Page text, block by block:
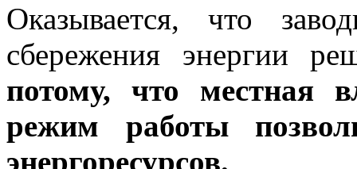
Оказывается, что
сбережения энергии
потому, что местная
режим работы
энергоресурсов.